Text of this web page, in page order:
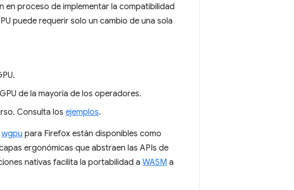
en proceso de implementar la compatibilidad
puede requerir solo un cambio de una sola
de la mayoría de los operadores.
Consulta los ejemplos.
wgpu para Firefox están disponibles como
ergonómicas que abstraen las APIs de
nativas facilita la portabilidad a WASM a